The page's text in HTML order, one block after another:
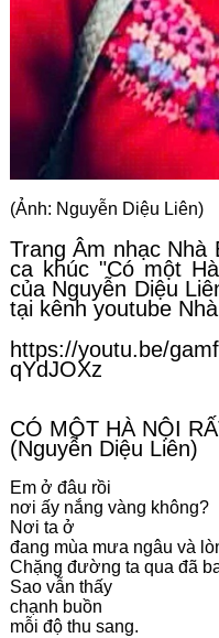
(Ảnh: Nguyễn Diệu Liên)
Trang Âm nhạc Nhà
ca khúc "Có một
của Nguyễn Diệu
tại kênh youtube
https://youtu.be/
qYdJOXz
CÓ MỘT HÀ NỘI
(Nguyễn Diệu Liên)
Em ở đâu rồi
nơi ấy nắng vàng không?
Nơi ta ở
đang mùa mưa ngâu và
Chặng đường ta qua đã
Sao vẫn thấy
chạnh buồn
mỗi độ thu sang.